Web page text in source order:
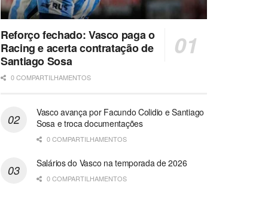
Reforço fechado: Vasco paga o
Racing e acerta contratação de
Santiago Sosa
0 COMPARTILHAMENTOS
Vasco avança por Facundo Colidio e Santiago
Sosa e troca documentações
0 COMPARTILHAMENTOS
Salários do Vasco na temporada de 2026
0 COMPARTILHAMENTOS